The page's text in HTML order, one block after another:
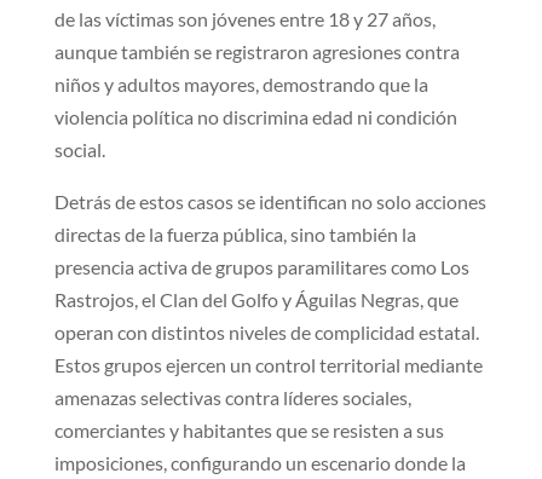
de las víctimas son jóvenes entre 18 y 27 años,
aunque también se registraron agresiones contra
niños y adultos mayores, demostrando que la
violencia política no discrimina edad ni condición
social.
Detrás de estos casos se identifican no solo acciones
directas de la fuerza pública, sino también la
presencia activa de grupos paramilitares como Los
Rastrojos, el Clan del Golfo y Águilas Negras, que
operan con distintos niveles de complicidad estatal.
Estos grupos ejercen un control territorial mediante
amenazas selectivas contra líderes sociales,
comerciantes y habitantes que se resisten a sus
imposiciones, configurando un escenario donde la